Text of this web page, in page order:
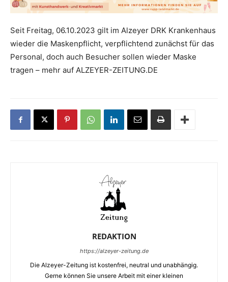
Seit Freitag, 06.10.2023 gilt im Alzeyer DRK Krankenhaus
wieder die Maskenpflicht, verpflichtend zunächst für das
Personal, doch auch Besucher sollen wieder Maske
tragen – mehr auf ALZEYER-ZEITUNG.DE
REDAKTION
https://alzeyer-zeitung.de
Die Alzeyer-Zeitung ist kostenfrei, neutral und unabhängig.
Gerne können Sie unsere Arbeit mit einer kleinen